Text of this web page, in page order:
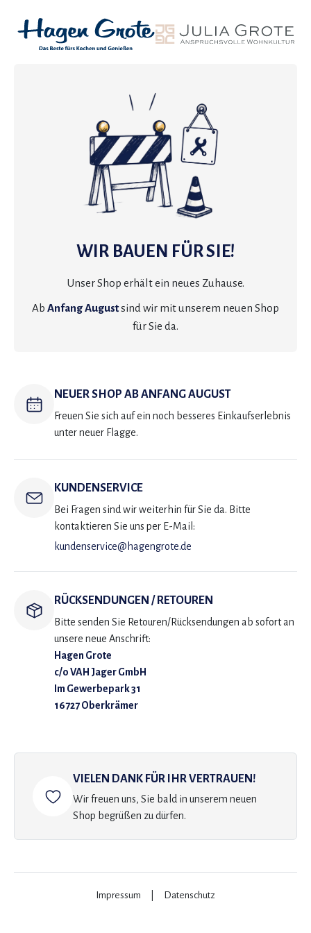
WIR BAUEN FÜR SIE!
Unser Shop erhält ein neues Zuhause.
Ab Anfang Augustsind wir mit unserem neuen Shop
für Sie da.
NEUER SHOP AB ANFANG AUGUST
Freuen Sie sich auf ein noch besseres Einkaufserlebnis
unter neuer Flagge.
KUNDENSERVICE
Bei Fragen sind wir weiterhin für Sie da. Bitte
kontaktieren Sie uns per E-Mail:
kundenservice@hagengrote.de
RÜCKSENDUNGEN / RETOUREN
Bitte senden Sie Retouren/Rücksendungen ab sofort an
unsere neue Anschrift:
Hagen Grote
c/o VAH Jager GmbH
Im Gewerbepark 31
16727 Oberkrämer
VIELEN DANK FÜR IHR VERTRAUEN!
Wir freuen uns, Sie bald in unserem neuen
Shop begrüßen zu dürfen.
Impressum Datenschutz